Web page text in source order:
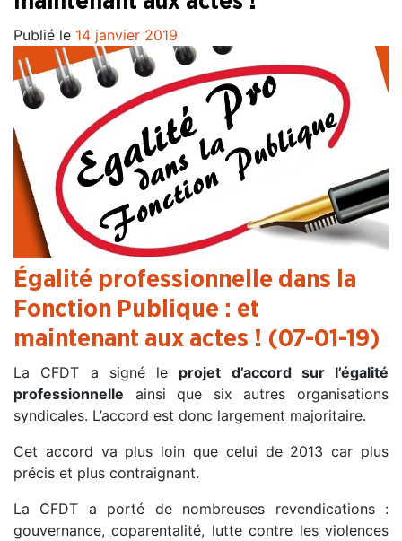
Publié le 14 janvier 2019
Égalité professionnelle dans la
Fonction Publique : et
maintenant aux actes ! (07-01-19)
La CFDT a signé le projet d’accord sur l’égalité
professionnelle ainsi que six autres organisations
syndicales. L’accord est donc largement majoritaire.
Cet accord va plus loin que celui de 2013 car plus
précis et plus contraignant.
La CFDT a porté de nombreuses revendications :
gouvernance, coparentalité, lutte contre les violences